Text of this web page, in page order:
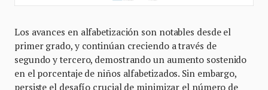
Los avances en alfabetización son notables desde el
primer grado, y continúan creciendo a través de
segundo y tercero, demostrando un aumento sostenido
en el porcentaje de niños alfabetizados. Sin embargo,
persiste el desafío crucial de minimizar el número de